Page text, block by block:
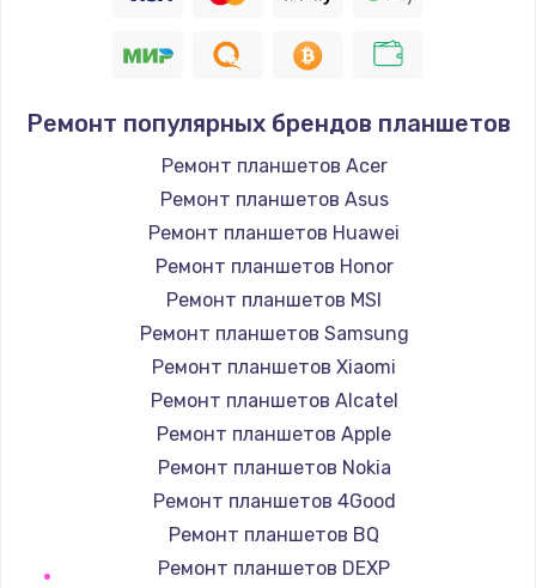
Прошивка устройства (без сохранения данных)
550 руб.
Заказать
Замена лотка Flash
750 руб.
Замена лотка SIM
790 руб.
Замена северного моста
2300 руб.
Восстановление данных
Ремонт популярных брендов планшетов
Ремонт планшетов Acer
Ремонт планшетов Asus
Ремонт планшетов Huawei
Ремонт планшетов Honor
Ремонт планшетов MSI
Ремонт планшетов Samsung
Ремонт планшетов Xiaomi
Ремонт планшетов Alcatel
Ремонт планшетов Apple
Ремонт планшетов Nokia
Ремонт планшетов 4Good
Ремонт планшетов BQ
Ремонт планшетов DEXP